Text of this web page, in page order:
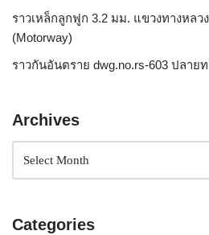
ราวเหล็กลูกฟูก 3.2 มม. แขวงทางหลว
(Motorway)
ราวกันอันตราย dwg.no.rs-603 ปลาย
Archives
Categories